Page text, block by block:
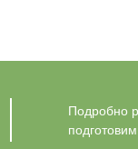
Подробно